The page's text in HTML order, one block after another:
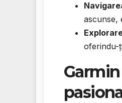
ascunse,
oferindu-